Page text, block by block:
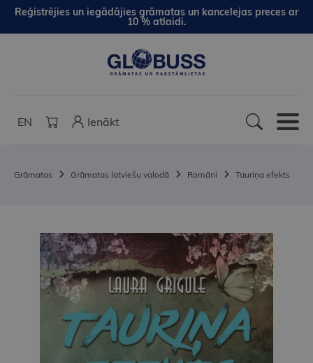
Reģistrējies un iegādājies grāmatas un kancelejas preces ar
10 % atlaidi.
EN Ienākt
Grāmatas Grāmatas latviešu valodā Romāni Tauriņa efekts